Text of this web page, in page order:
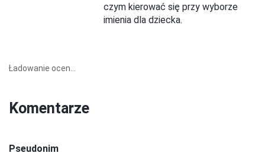
czym kierować się przy wyborze
imienia dla dziecka.
Ładowanie ocen...
Komentarze
Pseudonim